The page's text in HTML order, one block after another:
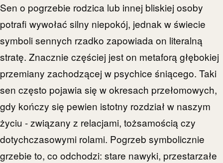
Sen o pogrzebie rodzica lub innej bliskiej osoby
potrafi wywołać silny niepokój, jednak w świecie
symboli sennych rzadko zapowiada on literalną
stratę. Znacznie częściej jest on metaforą głębokiej
przemiany zachodzącej w psychice śniącego. Taki
sen często pojawia się w okresach przełomowych,
gdy kończy się pewien istotny rozdział w naszym
życiu - związany z relacjami, tożsamością czy
dotychczasowymi rolami. Pogrzeb symbolicznie
grzebie to, co odchodzi: stare nawyki, przestarzałe